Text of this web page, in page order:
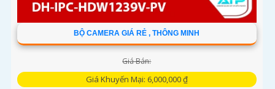
BỘ CAMERA GIÁ RẺ , THÔNG MINH
Giá Bán:
Giá Khuyến Mại: 6,000,000 ₫